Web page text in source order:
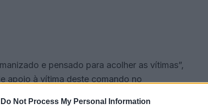
Do Not Process My Personal Information
e pensado para acolher as vítimas”,
apoio à vítima deste comando no
realçou.